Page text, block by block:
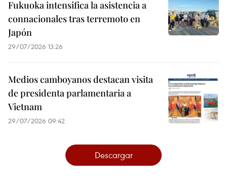
Fukuoka intensifica la asistencia a
connacionales tras terremoto en
Japón
29/07/2026 13:26
Medios camboyanos destacan visita
de presidenta parlamentaria a
Vietnam
29/07/2026 09:42
Descargar